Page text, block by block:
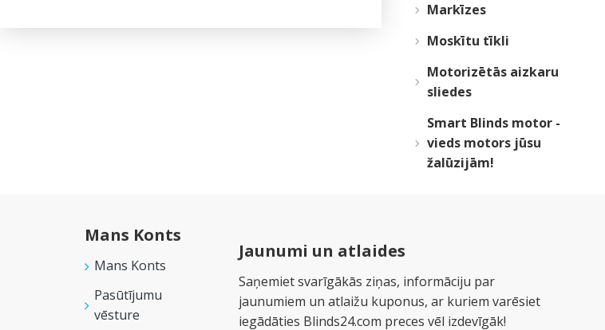
Markīzes
Moskītu tīkli
Motorizētās aizkaru
sliedes
Smart Blinds motor -
vieds motors jūsu
žalūzijām!
Mans Konts
Mans Konts
Pasūtījumu
vēsture
Jaunumi un atlaides
Saņemiet svarīgākās ziņas, informāciju par
jaunumiem un atlaižu kuponus, ar kuriem varēsiet
iegādāties Blinds24.com preces vēl izdevīgāk!